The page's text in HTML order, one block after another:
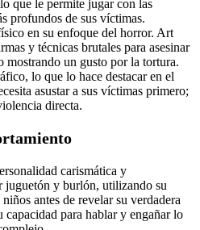
que le permite jugar con las
profundos de sus víctimas.
en su enfoque del horror. Art
y técnicas brutales para asesinar
mostrando un gusto por la tortura.
lo que lo hace destacar en el
asustar a sus víctimas primero;
directa.
carismática y
juguetón y burlón, utilizando su
antes de revelar su verdadera
capacidad para hablar y engañar lo